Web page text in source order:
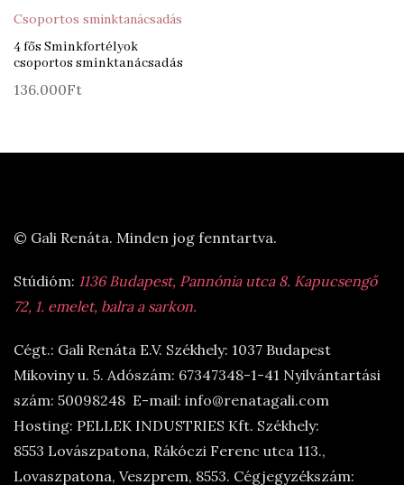
Csoportos sminktanácsadás
4 fős Sminkfortélyok
csoportos sminktanácsadás
136.000Ft
© Gali Renáta. Minden jog fenntartva.
Stúdióm: 1136 Budapest, Pannónia utca 8. Kapucsengő
72, 1. emelet, balra a sarkon.
Cégt.: Gali Renáta E.V. Székhely: 1037 Budapest
Mikoviny u. 5. Adószám: 67347348-1-41 Nyilvántartási
szám: 50098248 E-mail: info@renatagali.com
Hosting: PELLEK INDUSTRIES Kft. Székhely:
8553 Lovászpatona, Rákóczi Ferenc utca 113.,
Lovaszpatona, Veszprem, 8553. Cégjegyzékszám: